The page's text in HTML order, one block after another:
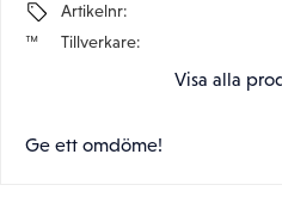
Artikelnr
Tillverkare
Visa alla
Ge ett omdöme!